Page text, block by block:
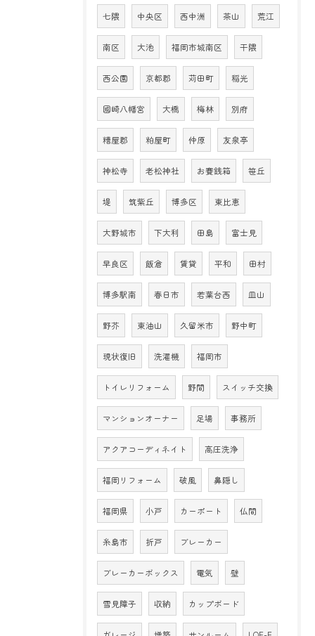
七隈 中央区 西中洲 茶山 荒江
南区 大池 福岡市城南区 干隈
西公園 京都郡 苅田町 稲光
國崎八幡宮 大橋 梅林 別府
糟屋郡 粕屋町 仲原 友泉亭
神松寺 老松神社 お賽銭箱 笹丘
堤 筑紫丘 博多区 東比恵
大野城市 下大利 田島 富士見
早良区 飯倉 賃貸 平和 田村
博多駅南 春日市 若葉台西 皿山
野芥 東油山 久留米市 野中町
現状復旧 洗濯機 福岡市
トイレリフォーム 野間 スイッチ交換
マンションオーナー 足場 事務所
アクアコーディネイト 高圧洗浄
福岡リフォーム 破風 鼻隠し
福岡県 小戸 カーポート 仏間
糸島市 折戸 ブレーカー
ブレーカーボックス 電気 壁
雪見障子 収納 カップボード